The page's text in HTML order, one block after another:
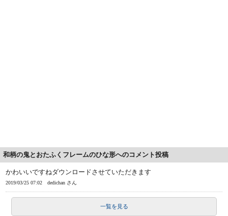
和柄の鬼とおたふくフレームのひな形へのコメント投稿
かわいいですねダウンロードさせていただきます
2019/03/25 07:02 dedichan さん
一覧を見る